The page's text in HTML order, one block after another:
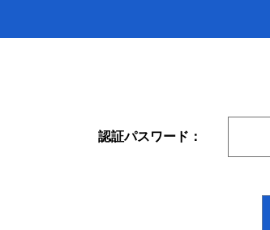
認証パスワード：